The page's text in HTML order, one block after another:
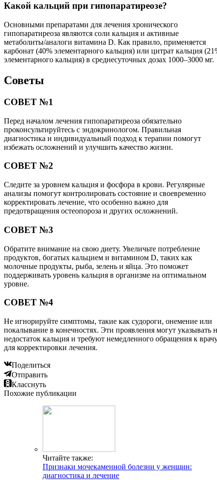
Какой кальций при гипопаратиреозе?
Основными препаратами для лечения хронического
гипопаратиреоза являются соли кальция и активные
метаболиты/аналоги витамина D. Как правило, применяется
карбонат (40% элементарного кальция) или цитрат кальция
элементарного кальция) в среднесуточных дозах 1000–3000 мг.
Советы
СОВЕТ №1
Перед началом лечения гипопаратиреоза обязательно
проконсультируйтесь с эндокринологом. Правильная
диагностика и индивидуальный подход к терапии помогут
избежать осложнений и улучшить качество жизни.
СОВЕТ №2
Следите за уровнем кальция и фосфора в крови. Регулярные
анализы помогут контролировать состояние и своевременно
корректировать лечение, что особенно важно для
предотвращения остеопороза и других осложнений.
СОВЕТ №3
Обратите внимание на свою диету. Увеличьте потребление
продуктов, богатых кальцием и витамином D, таких как
молочные продукты, рыба, зелень и яйца. Это поможет
поддерживать уровень кальция в организме на оптимальном
уровне.
СОВЕТ №4
Не игнорируйте симптомы, такие как судороги, онемение или
покалывание в конечностях. Эти проявления могут указывать
недостаток кальция и требуют немедленного обращения к
для корректировки лечения.
Поделиться
Отправить
Класснуть
Похожие публикации
Читайте также:
Признаки мочекаменной болезни у женщин:
диагностика и лечение